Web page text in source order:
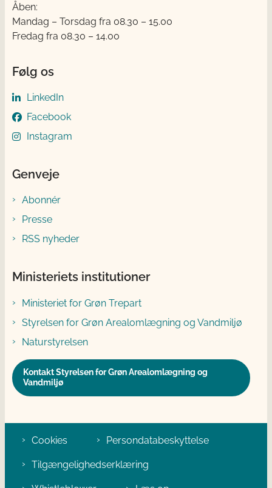
Åben:
Mandag – Torsdag fra 08.30 – 15.00
Fredag fra 08.30 – 14.00
Følg os
LinkedIn
Facebook
Instagram
Genveje
Abonnér
Presse
RSS nyheder
Ministeriets institutioner
Ministeriet for Grøn Trepart
Styrelsen for Grøn Arealomlægning og Vandmiljø
Naturstyrelsen
Kontakt Styrelsen for Grøn Arealomlægning og
Vandmiljø
Cookies Persondatabeskyttelse
Tilgængelighedserklæring